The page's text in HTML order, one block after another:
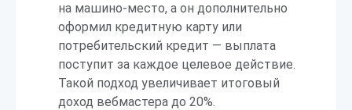
на машино-место, а он дополнительно
оформил кредитную карту или
потребительский кредит — выплата
поступит за каждое целевое действие.
Такой подход увеличивает итоговый
доход вебмастера до 20%.